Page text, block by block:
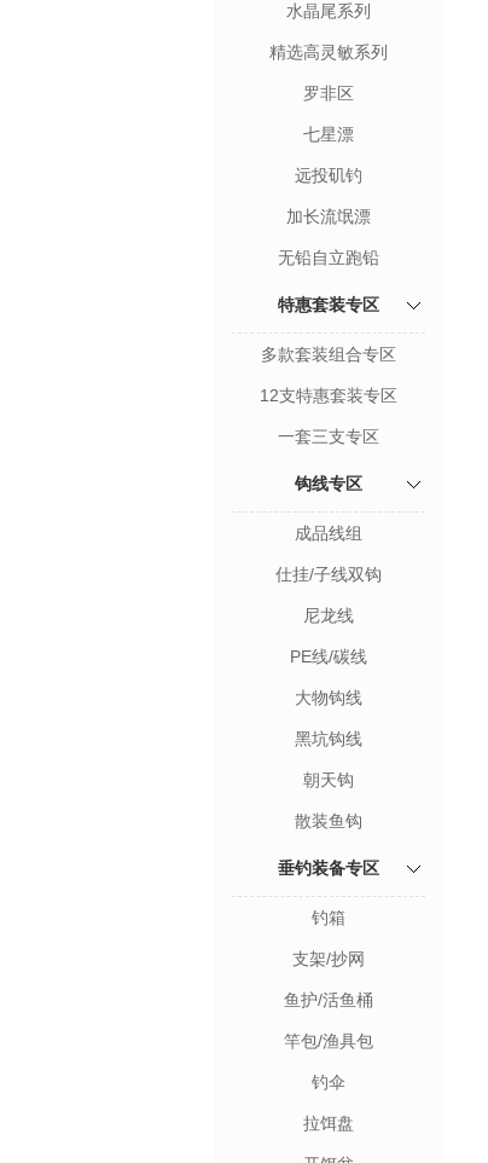
水晶尾系列
精选高灵敏系列
罗非区
七星漂
远投矶钓
加长流氓漂
无铅自立跑铅
特惠套装专区
多款套装组合专区
12支特惠套装专区
一套三支专区
钩线专区
成品线组
仕挂/子线双钩
尼龙线
PE线/碳线
大物钩线
黑坑钩线
朝天钩
散装鱼钩
垂钓装备专区
钓箱
支架/抄网
鱼护/活鱼桶
竿包/渔具包
钓伞
拉饵盘